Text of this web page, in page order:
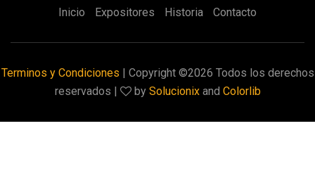
Inicio Expositores Historia Contacto
Terminos y Condiciones | Copyright ©2026 Todos los derechos
reservados |
by Solucionixand Colorlib